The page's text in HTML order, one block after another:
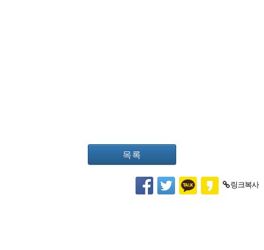
목록
링크복사